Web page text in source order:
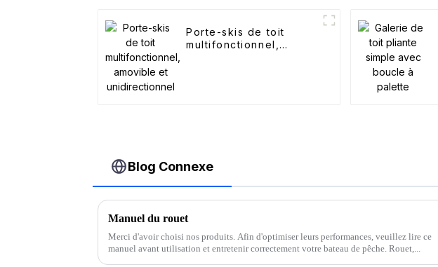
Porte-skis de toit
multifonctionnel,
Blog Connexe
Manuel du rouet
Merci d'avoir choisi nos produits. Afin d'optimiser leurs performances, veuillez lire ce
manuel avant utilisation et entretenir correctement votre bateau de pêche. Rouet,...